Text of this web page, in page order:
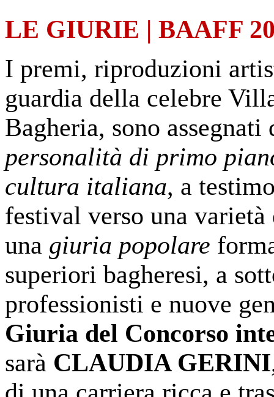
LE GIURIE | BAAFF
I premi, riproduzioni
guardia della celebre
Bagheria, sono assegnati
personalità di primo
cultura italiana, a
festival verso una
una giuria popolare
superiori bagheresi, a
professionisti e nuove
Giuria del Concorso
sarà CLAUDIA GERINI